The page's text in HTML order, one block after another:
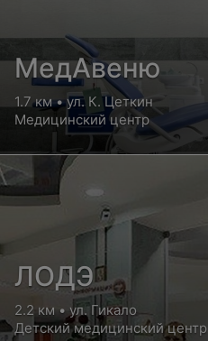
МедАвеню
1.7 км • ул. К. Цеткин
Медицинский центр
ЛОДЭ
2.2 км • ул. Гикало
Детский медицинский центр